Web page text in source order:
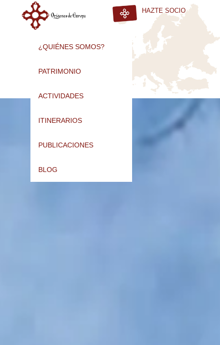
HAZTE SOCIO
¿QUIÉNES SOMOS?
PATRIMONIO
ACTIVIDADES
ITINERARIOS
PUBLICACIONES
BLOG